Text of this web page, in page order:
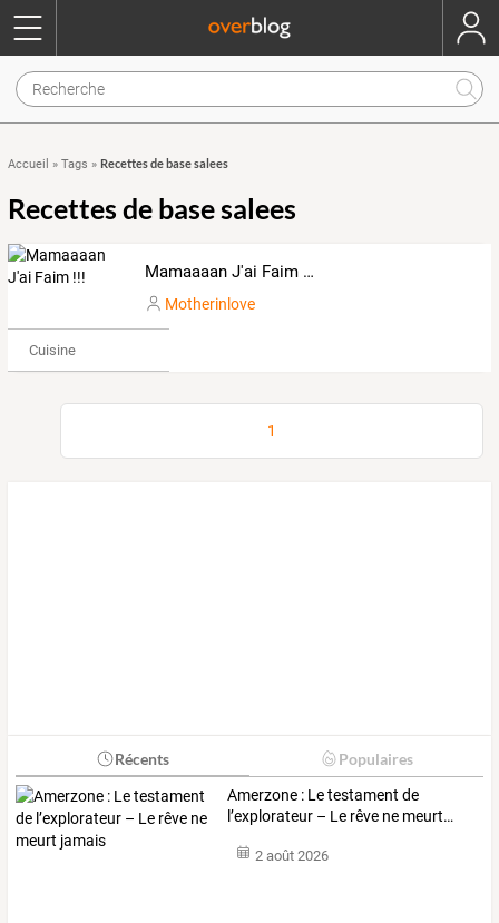
Accueil » Tags » Recettes de base salees
Recettes de base salees
Mamaaaan J'ai Faim !!!
Motherinlove
Cuisine
1
Récents Populaires
Amerzone : Letestament de
l’explorateur – Le rêve ne meurt…
2 août 2026